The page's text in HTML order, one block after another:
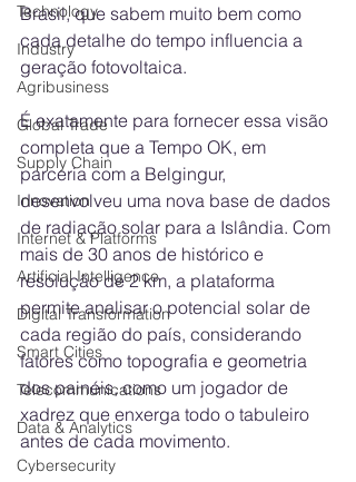
Technology
Industry
Agribusiness
Global Trade
Supply Chain
Innovation
Internet & Platforms
Artificial Intelligence
Digital Transformation
Smart Cities
Telecommunications
Data & Analytics
Cybersecurity
Brasil, que sabem muito bem como
cada detalhe do tempo influencia a
geração fotovoltaica.
É exatamente para fornecer essa visão
completa que a Tempo OK, em
parceria com a Belgingur,
desenvolveu uma nova base de dados
de radiação solar para a Islândia. Com
mais de 30 anos de histórico e
resolução de 2 km, a plataforma
permite analisar o potencial solar de
cada região do país, considerando
fatores como topografia e geometria
dos painéis, como um jogador de
xadrez que enxerga todo o tabuleiro
antes de cada movimento.